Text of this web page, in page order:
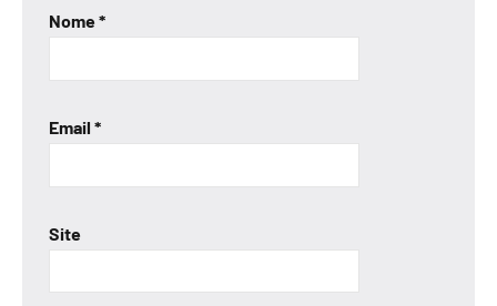
Nome*
Email *
Site